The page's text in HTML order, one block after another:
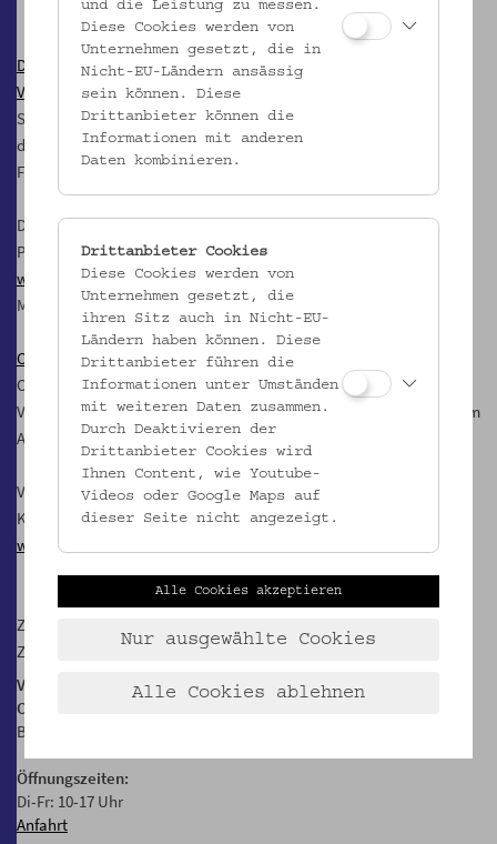
Die Küsten Österreichs. Die neue Schausammlung im
Volkskundemuseum Wien
Seit September 2018 finden sich in der Dauerausstellung Objekte,
die über Flucht, Migration und Ankommen erzählen. Sie stellen
Fragen an eine Ethnologie für das 21. Jahrhundert.
Das Begleitbuch zur Schausammlungist in den Online
Publikationen kostenlos downloadbar:
www.volkskundemuseum.at/onlinepublikationen
Museum zu beziehen:buchbestellung@volkskundemuseum.at
Online Sammlungen
Objektfotos und -informationen aus den Sammlungen des
Volkskundemuseum Wien zum Durchklicken und Durchstöbern, zum
Anschauen, Informieren, Herunterladen.
Vorfilmreihe 2012 espressofilm
Kinder erklären Objekte der Ausstellung
www.youtube.com/espressokanal
Zu den
Zu den
Sonntagsführungen in der Schausammlung
Volkskundemuseum Wien
Otto Wagner Areal, Pavillon 1
Baumgartner Höhe 1, 1140 Wien
Öffnungszeiten:
Di-Fr: 10-17 Uhr
Anfahrt
und die Leistung zu messen.
Diese Cookies werden von
Unternehmen gesetzt, die in
Nicht-EU-Ländern ansässig
sein können. Diese
Drittanbieter können die
Informationen mit anderen
Daten kombinieren.
Drittanbieter Cookies
Diese Cookies werden von
Unternehmen gesetzt, die
ihren Sitz auch in Nicht-EU-
Ländern haben können. Diese
Drittanbieter führen die
Informationen unter Umständen
mit weiteren Daten zusammen.
Durch Deaktivieren der
Drittanbieter Cookies wird
Ihnen Content, wie Youtube-
Videos oder Google Maps auf
dieser Seite nicht angezeigt.
Alle Cookies akzeptieren
Nur ausgewählte Cookies
Alle Cookies ablehnen